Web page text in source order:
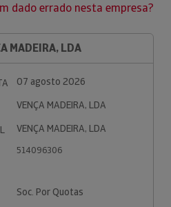
dado errado nesta empresa?
MADEIRA, LDA
07 agosto 2026
VENÇA MADEIRA, LDA
VENÇA MADEIRA, LDA
514096306
Soc. Por Quotas